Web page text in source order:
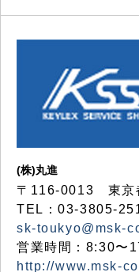
(株)丸進
〒116-0013 東京
TEL：03-3805-
sk-toukyo@msk-
営業時間：8:30〜
http://www.msk-